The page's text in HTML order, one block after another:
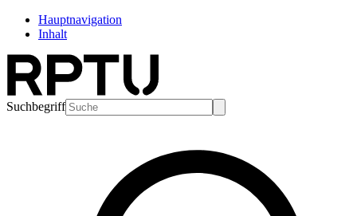
Hauptnavigation
Inhalt
Suchbegriff